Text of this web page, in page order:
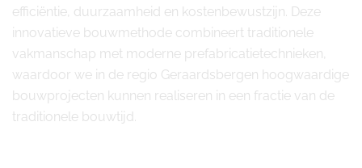
efficiëntie, duurzaamheid en kostenbewustzijn. Deze
innovatieve bouwmethode combineert traditionele
vakmanschap met moderne prefabricatietechnieken,
waardoor we in de regio Geraardsbergen hoogwaardige
bouwprojecten kunnen realiseren in een fractie van de
traditionele bouwtijd.